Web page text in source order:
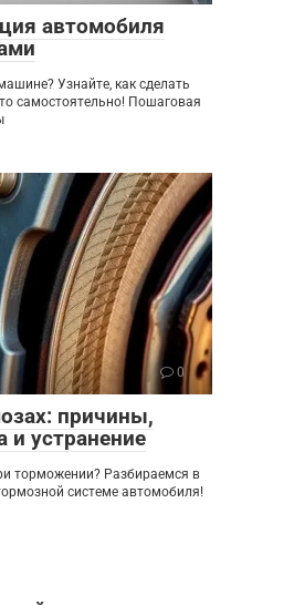
автомобиля
Узнайте, как сделать
самостоятельно! Пошаговая
0
причины,
и устранение
торможении? Разбираемся в
системе автомобиля!